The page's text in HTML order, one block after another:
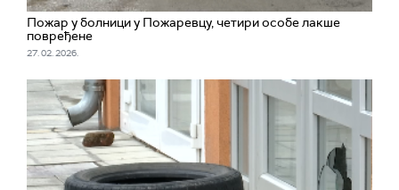
Пожар у болници у Пожаревцу, четири особе лакше
повређене
27. 02. 2026.